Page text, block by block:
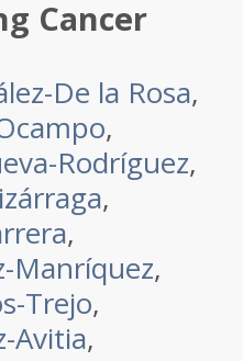
Cancer
De la Rosa,
,
Rodríguez,
,
,
Manríquez,
Trejo,
Avitia,